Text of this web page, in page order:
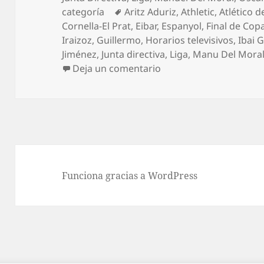
categoría
Etiquetas
Aritz Aduriz,Athletic,Atlético
Cornella-El Prat, Eibar, Espanyol, Final de
Iraizoz, Guillermo, Horarios televisivos,Ibai
Jiménez, Junta directiva, Liga, Manu Del
Deja un comentario
Funciona gracias a WordPress